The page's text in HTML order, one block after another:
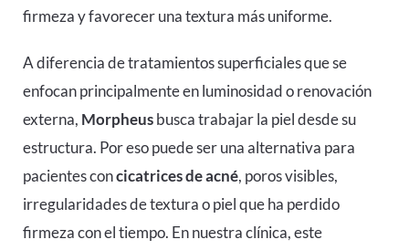
firmeza y favorecer una textura más uniforme.
A diferencia de tratamientos superficiales que se
enfocan principalmente en luminosidad o renovación
externa, Morpheusbusca trabajar la piel desde su
estructura. Por eso puede ser una alternativa para
pacientes concicatrices de acné, poros visibles,
irregularidades de textura o piel que ha perdido
firmeza con el tiempo. En nuestra clínica, este